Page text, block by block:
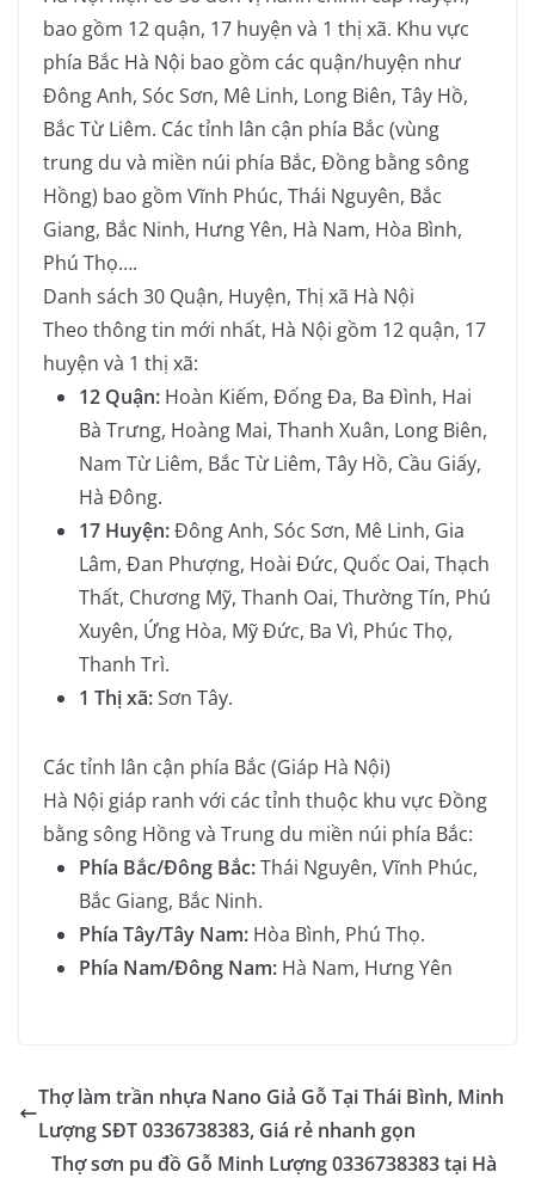
bao gồm 12 quận, 17 huyện và 1 thị xã. Khu vực
phía Bắc Hà Nội bao gồm các quận/huyện như
Đông Anh, Sóc Sơn, Mê Linh, Long Biên, Tây Hồ,
Bắc Từ Liêm. Các tỉnh lân cận phía Bắc (vùng
trung du và miền núi phía Bắc, Đồng bằng sông
Hồng) bao gồm Vĩnh Phúc, Thái Nguyên, Bắc
Giang, Bắc Ninh, Hưng Yên, Hà Nam, Hòa Bình,
Phú Thọ….
Danh sách 30 Quận, Huyện, Thị xã Hà Nội
Theo thông tin mới nhất, Hà Nội gồm 12 quận, 17
huyện và 1 thị xã:
12 Quận: Hoàn Kiếm, Đống Đa, Ba Đình, Hai
Bà Trưng, Hoàng Mai, Thanh Xuân, Long Biên,
Nam Từ Liêm, Bắc Từ Liêm, Tây Hồ, Cầu Giấy,
Hà Đông.
17 Huyện:Đông Anh, Sóc Sơn, Mê Linh, Gia
Lâm, Đan Phượng, Hoài Đức, Quốc Oai, Thạch
Thất, Chương Mỹ, Thanh Oai, Thường Tín, Phú
Xuyên, Ứng Hòa, Mỹ Đức, Ba Vì, Phúc Thọ,
Thanh Trì.
1 Thị xã:Sơn Tây.
Các tỉnh lân cận phía Bắc (Giáp Hà Nội)
Hà Nội giáp ranh với các tỉnh thuộc khu vực Đồng
bằng sông Hồng và Trung du miền núi phía Bắc:
Phía Bắc/Đông Bắc:Thái Nguyên, Vĩnh Phúc,
Bắc Giang, Bắc Ninh.
Phía Tây/Tây Nam: Hòa Bình, Phú Thọ.
Phía Nam/Đông Nam: Hà Nam, Hưng Yên
Thợ làm trần nhựa Nano Giả Gỗ Tại Thái Bình, Minh
Lượng SĐT 0336738383, Giá rẻ nhanh gọn
Thợ sơn pu đồ Gỗ Minh Lượng 0336738383 tại Hà